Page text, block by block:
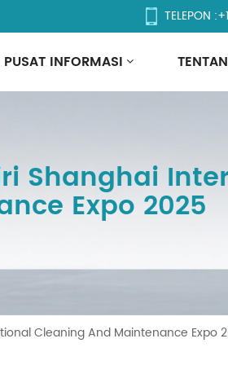
TELEPON :
PUSAT INFORMASI
Shanghai
Expo 2025
Cleaning And Maintenance Expo